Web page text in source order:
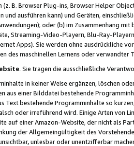
B. Browser Plug-ins, Browser Helper
und ausführen kann) und Geräten,
oder (b) im Zusammenhang
Streaming-Video-Playern, Blu-Ray-
Apps). Sie werden ohne ausdrückliche
des maschinellen Lernens oder
. Sie tragen die ausschließliche
in keiner Weise ergänzen, löschen
aus einer Bilddatei bestehende
Text bestehende Programminhalte so
oder irreführend wird. Einige Arten von
auf einer Amazon-Website, der nicht als
der Allgemeingültigkeit des
unlesbar oder unentzifferbar